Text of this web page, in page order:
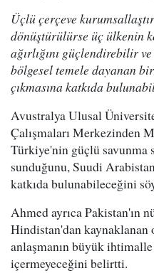
Üçlü çerçeve
dönüştürülürse üç ülkenin
ağırlığını güçlendirebilir
bölgesel temele dayanan
çıkmasına katkıda
Avustralya Ulusal
Çalışmaları Merkezinden
Türkiye'nin güçlü savunma
sunduğunu, Suudi
katkıda bulunabileceğini
Ahmed ayrıca Pakistan'ın
Hindistan'dan kaynaklanan
anlaşmanın büyük
içermeyeceğini belirtti.